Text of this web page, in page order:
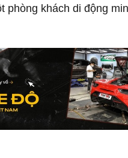
phòng khách di động